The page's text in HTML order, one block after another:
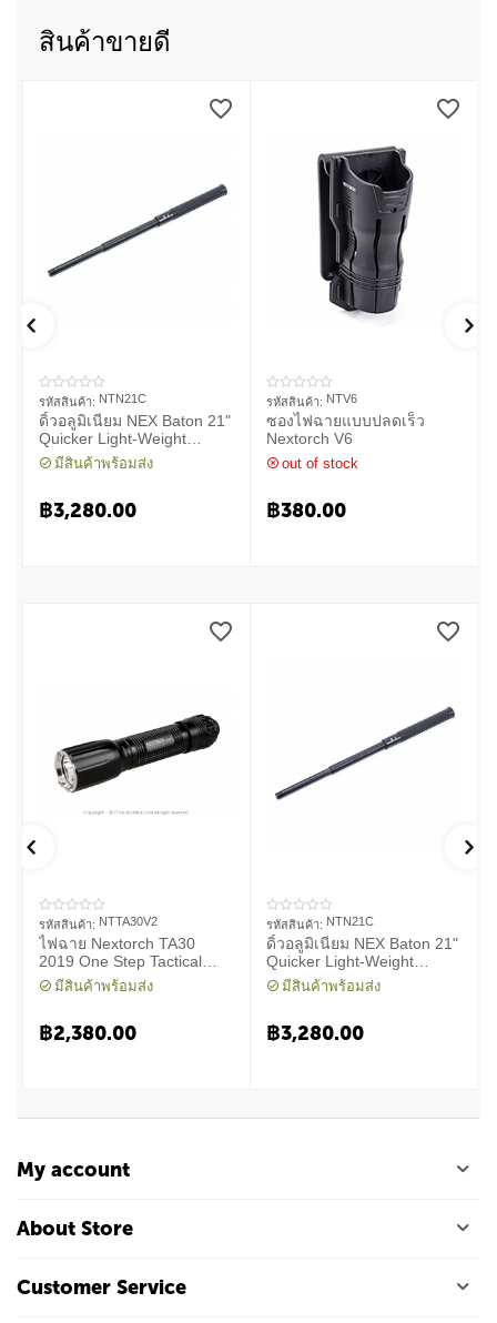
สินค้าขายดี
รหัสสินค้า: NTN21C
ดิ้วอลูมิเนียม NEX Baton 21"
Quicker Light-Weight
Machanical Baton
มีสินค้าพร้อมส่ง
฿3,280.00
รหัสสินค้า: NTV6
ซองไฟฉายแบบปลดเร็ว
Nextorch V6
out of stock
฿380.00
รหัสสินค้า: NTTA30V2
ไฟฉาย Nextorch TA30
2019 One Step Tactical
Flashlight 1300 Lumens
มีสินค้าพร้อมส่ง
฿2,380.00
รหัสสินค้า: NTN21C
ดิ้วอลูมิเนียม NEX Baton 21"
Quicker Light-Weight
Machanical Baton
มีสินค้าพร้อมส่ง
฿3,280.00
My account
About Store
Customer Service